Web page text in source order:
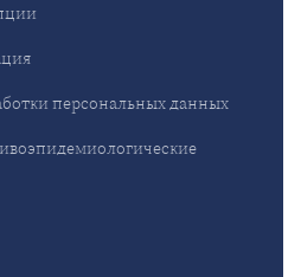
персональных данных